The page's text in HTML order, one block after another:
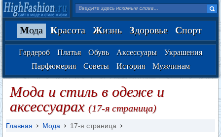
Мода Красота Жизнь Здоровье Спорт
Гардероб Платья Обувь Аксессуары
Украшения
Парфюмерия
Советы История Мужчинам
Мода и стиль в одеже и
аксессуарах (17-я страница)
Главная Мода 17-я страница